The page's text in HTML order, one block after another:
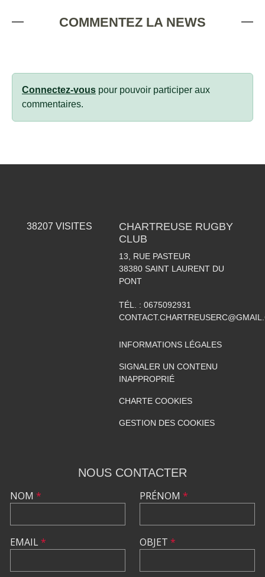
COMMENTEZ LA NEWS
Connectez-vous pour pouvoir participer aux
commentaires.
38207 VISITES
CHARTREUSE RUGBY
CLUB
13, RUE PASTEUR
38380 SAINT LAURENT DU
PONT
TÉL. : 0675092931
INFORMATIONS LÉGALES
SIGNALER UN CONTENU
INAPPROPRIÉ
CHARTE COOKIES
GESTION DES COOKIES
NOUS CONTACTER
NOM *
EMAIL*
PRÉNOM *
OBJET *